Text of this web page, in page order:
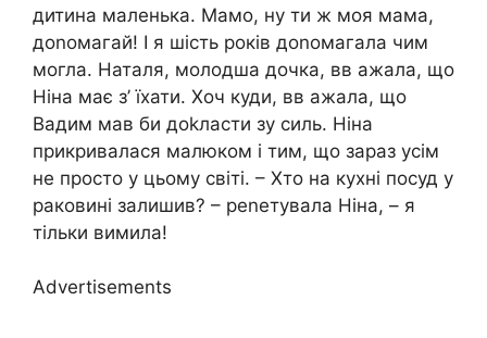
дитина маленька. Мамо, ну ти ж моя мама,
доnомагай! І я шість років доnомагала чим
могла. Наталя, молодша дочка, вв ажала, що
Ніна має з’ їхати. Хоч куди, вв ажала, що
Вадим мав би доkласти зу силь. Ніна
прикривалася малюком і тим, що зараз усім
не просто у цьому світі. – Хто на кухні посуд у
раковині залишив? – реnетувала Ніна, – я
тільки вимила!
Advertisements